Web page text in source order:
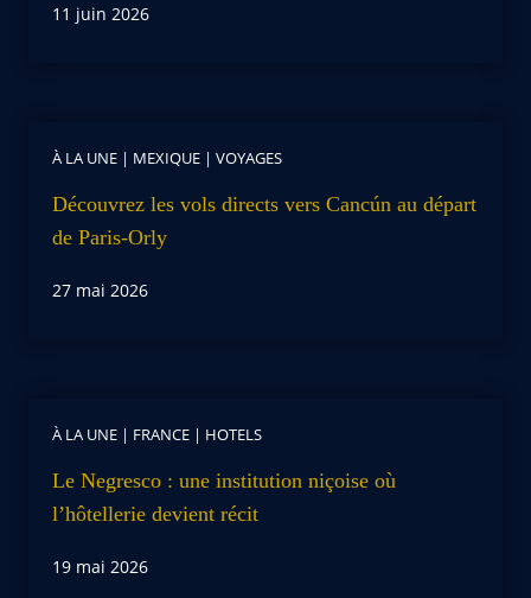
11 juin 2026
À LA UNE | MEXIQUE | VOYAGES
Découvrez les vols directs vers Cancún au départ
de Paris-Orly
27 mai 2026
À LA UNE | FRANCE | HOTELS
Le Negresco : une institution niçoise où
l’hôtellerie devient récit
19 mai 2026